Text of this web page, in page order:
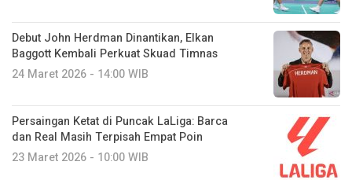
Debut John Herdman Dinantikan, Elkan
Baggott Kembali Perkuat Skuad Timnas
24 Maret 2026 - 14:00 WIB
Persaingan Ketat di Puncak LaLiga: Barca
dan Real Masih Terpisah Empat Poin
23 Maret 2026 - 10:00 WIB